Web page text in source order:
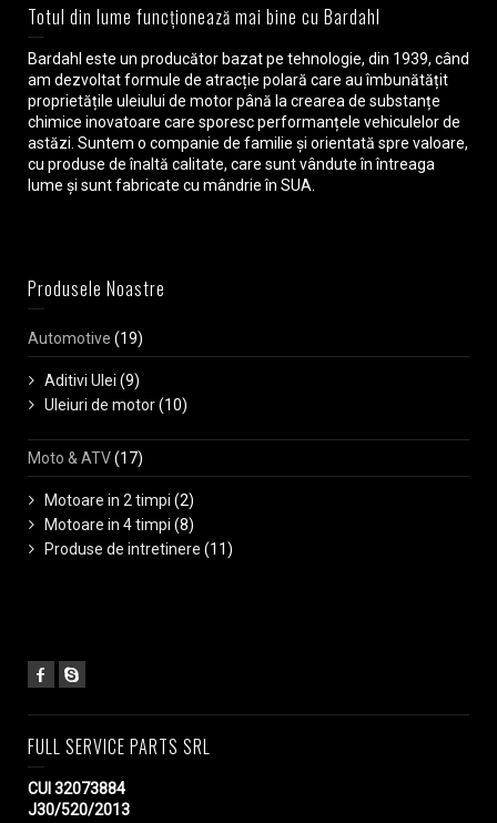
Totul din lume funcționează mai bine cu Bardahl
Bardahl este un producător bazat pe tehnologie, din 1939, când
am dezvoltat formule de atracție polară care au îmbunătățit
proprietățile uleiului de motor până la crearea de substanțe
chimice inovatoare care sporesc performanțele vehiculelor de
astăzi. Suntem o companie de familie și orientată spre valoare,
cu produse de înaltă calitate, care sunt vândute în întreaga
lume și sunt fabricate cu mândrie în SUA.
Produsele Noastre
Automotive (19)
Aditivi Ulei (9)
Uleiuri de motor(10)
Moto & ATV(17)
Motoare in 2 timpi (2)
Motoare in 4 timpi (8)
Produse de intretinere (11)
FULL SERVICE PARTS SRL
CUI 32073884
J30/520/2013